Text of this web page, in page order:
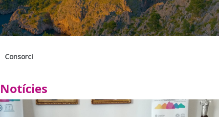
Consorci
Notícies